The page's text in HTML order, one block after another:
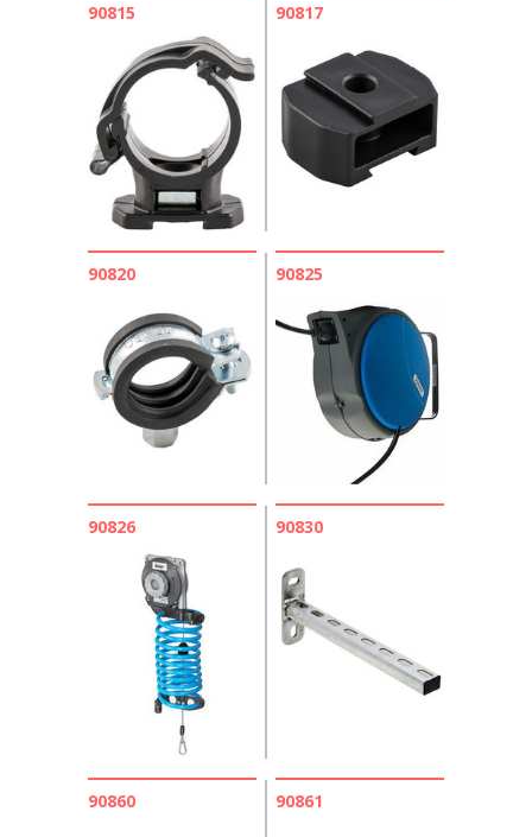
90815 90817
90820 90825
90826 90830
90860 90861